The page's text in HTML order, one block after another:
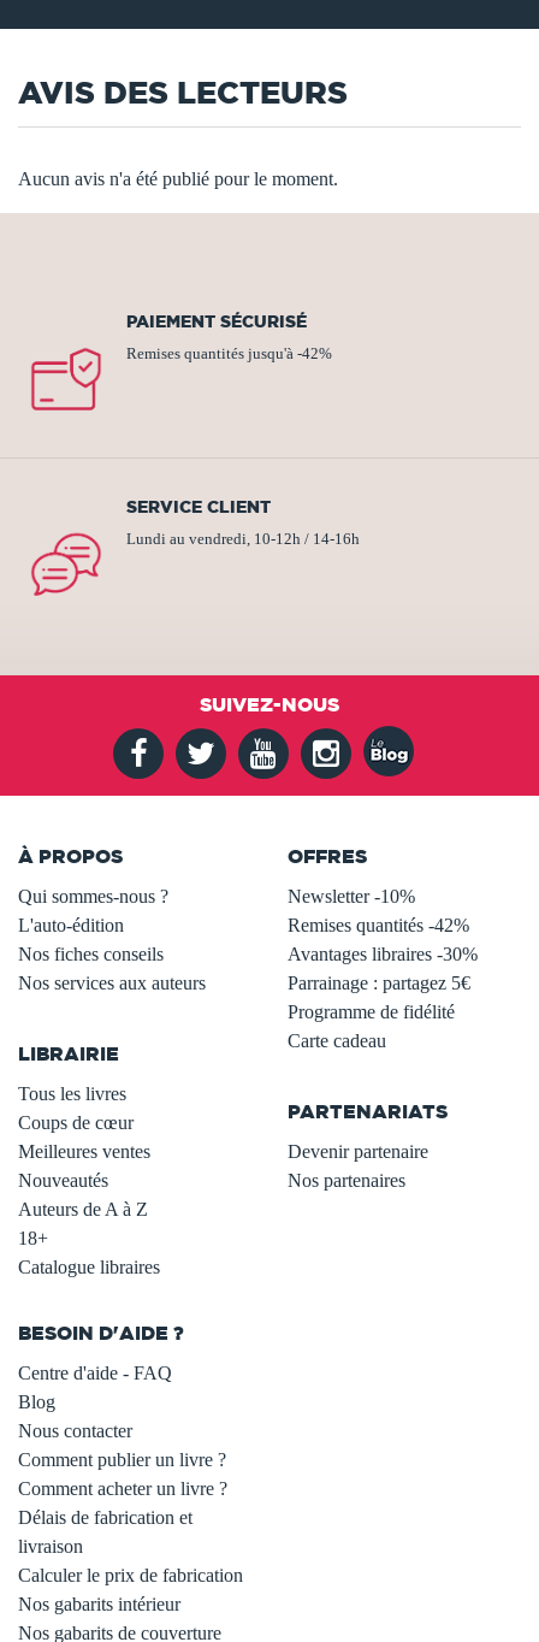
AVIS DES LECTEURS
Aucun avis n'a été publié pour le moment.
PAIEMENT SÉCURISÉ
Remises quantités jusqu'à -42%
SERVICE CLIENT
Lundi au vendredi, 10-12h / 14-16h
SUIVEZ-NOUS
À PROPOS
Qui sommes-nous ?
L'auto-édition
Nos fiches conseils
Nos services aux auteurs
LIBRAIRIE
Tous les livres
Coups de cœur
Meilleures ventes
Nouveautés
Auteurs de A à Z
18+
Catalogue libraires
OFFRES
Newsletter -10%
Remises quantités -42%
Avantages libraires -30%
Parrainage : partagez 5€
Programme de fidélité
Carte cadeau
PARTENARIATS
Devenir partenaire
Nos partenaires
BESOIN D'AIDE ?
Centre d'aide - FAQ
Blog
Nous contacter
Comment publier un livre ?
Comment acheter un livre ?
Délais de fabrication et
livraison
Calculer le prix de fabrication
Nos gabarits intérieur
Nos gabarits de couverture